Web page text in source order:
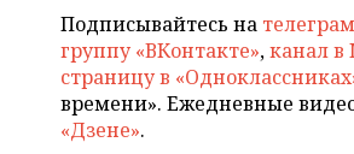
Подписывайтесь на
группу «ВКонтакте»,канал в
страницу в
времени». Ежедневные
«Дзене».